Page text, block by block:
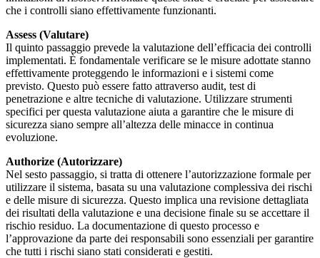
che i controlli siano effettivamente funzionanti.
Assess (Valutare)
Il quinto passaggio prevede la valutazione dell’efficacia dei controlli
implementati. È fondamentale verificare se le misure adottate stanno
effettivamente proteggendo le informazioni e i sistemi come
previsto. Questo può essere fatto attraverso audit, test di
penetrazione e altre tecniche di valutazione. Utilizzare strumenti
specifici per questa valutazione aiuta a garantire che le misure di
sicurezza siano sempre all’altezza delle minacce in continua
evoluzione.
Authorize (Autorizzare)
Nel sesto passaggio, si tratta di ottenere l’autorizzazione formale per
utilizzare il sistema, basata su una valutazione complessiva dei rischi
e delle misure di sicurezza. Questo implica una revisione dettagliata
dei risultati della valutazione e una decisione finale su se accettare il
rischio residuo. La documentazione di questo processo e
l’approvazione da parte dei responsabili sono essenziali per garantire
che tutti i rischi siano stati considerati e gestiti.